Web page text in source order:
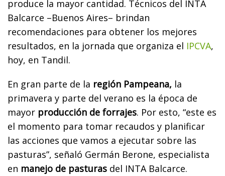
produce la mayor cantidad. Técnicos del INTA
Balcarce –Buenos Aires– brindan
recomendaciones para obtener los mejores
resultados, en la jornada que organiza el IPCVA,
hoy, en Tandil.
En gran parte de la región Pampeana, la
primavera y parte del verano es la época de
mayor producción de forrajes. Por esto, “este es
el momento para tomar recaudos y planificar
las acciones que vamos a ejecutar sobre las
pasturas”, señaló Germán Berone, especialista
en manejo de pasturas del INTA Balcarce.